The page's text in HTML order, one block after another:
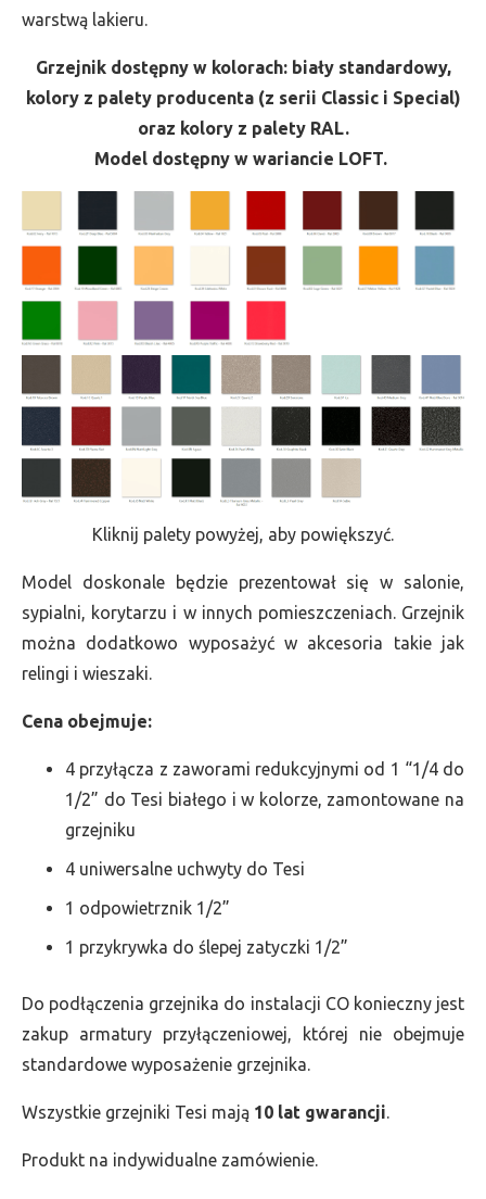
warstwą lakieru.
Grzejnik dostępny w kolorach: biały standardowy,
kolory z palety producenta (z serii Classic i Special)
oraz kolory z palety RAL.
Model dostępny w wariancie LOFT.
Kliknij palety powyżej, aby powiększyć.
Model doskonale będzie prezentował się w salonie,
sypialni, korytarzu i w innych pomieszczeniach. Grzejnik
można dodatkowo wyposażyć w akcesoria takie jak
relingi i wieszaki.
Cena obejmuje:
4 przyłącza z zaworami redukcyjnymi od 1 “1/4 do
1/2” do Tesi białego i w kolorze, zamontowane na
grzejniku
4 uniwersalne uchwyty do Tesi
1 odpowietrznik 1/2”
1 przykrywka do ślepej zatyczki 1/2”
Do podłączenia grzejnika do instalacji CO konieczny jest
zakup armatury przyłączeniowej, której nie obejmuje
standardowe wyposażenie grzejnika.
Wszystkie grzejniki Tesi mają 10 lat gwarancji.
Produkt na indywidualne zamówienie.